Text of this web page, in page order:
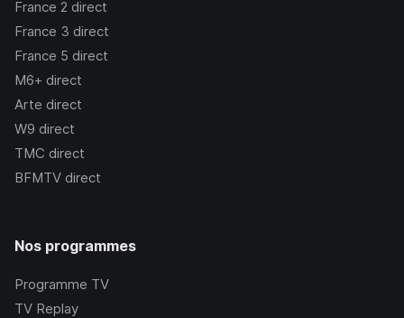
France 2 direct
France 3 direct
France 5 direct
M6+ direct
Arte direct
W9 direct
TMC direct
BFMTV direct
Nos programmes
Programme TV
TV Replay